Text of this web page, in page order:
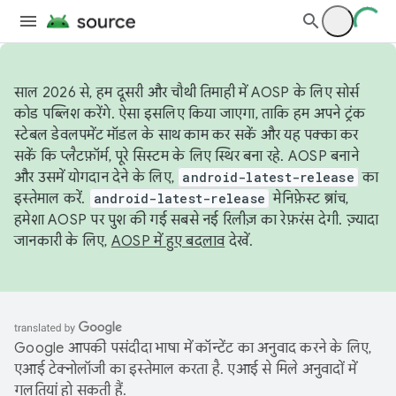
साल 2026 से, हम दूसरी और चौथी तिमाही में AOSP के लिए सोर्स
कोड पब्लिश करेंगे. ऐसा इसलिए किया जाएगा, ताकि हम अपने ट्रंक
स्टेबल डेवलपमेंट मॉडल के साथ काम कर सकें और यह पक्का कर
सकें कि प्लैटफ़ॉर्म, पूरे सिस्टम के लिए स्थिर बना रहे. AOSP बनाने
और उसमें योगदान देने के लिए, android-latest-release का
इस्तेमाल करें.
android-latest-release मेनिफ़ेस्ट ब्रांच,
हमेशा AOSP पर पुश की गई सबसे नई रिलीज़ का रेफ़रंस देगी. ज़्यादा
जानकारी के लिए, AOSP में हुए बदलावदेखें.
Google आपकी पसंदीदा भाषा में कॉन्टेंट का अनुवाद करने के लिए,
एआई टेक्नोलॉजी का इस्तेमाल करता है. एआई से मिले अनुवादों में
गलतियां हो सकती हैं.